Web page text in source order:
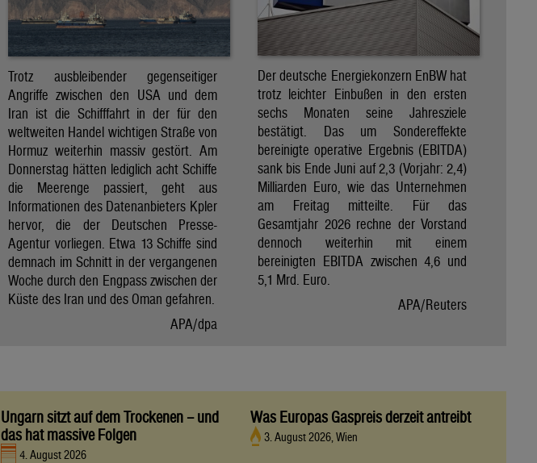
Trotz ausbleibender gegenseitiger
Angriffe zwischen den USA und dem
Iran ist die Schifffahrt in der für den
weltweiten Handel wichtigen Straße von
Hormuz weiterhin massiv gestört. Am
Donnerstag hätten lediglich acht Schiffe
die Meerenge passiert, geht aus
Informationen des Datenanbieters Kpler
hervor, die der Deutschen Presse-
Agentur vorliegen. Etwa 13 Schiffe sind
demnach im Schnitt in der vergangenen
Woche durch den Engpass zwischen der
Küste des Iran und des Oman gefahren.
APA/dpa
Der deutsche Energiekonzern EnBW hat
trotz leichter Einbußen in den ersten
sechs Monaten seine Jahresziele
bestätigt. Das um Sondereffekte
bereinigte operative Ergebnis (EBITDA)
sank bis Ende Juni auf 2,3 (Vorjahr: 2,4)
Milliarden Euro, wie das Unternehmen
am Freitag mitteilte. Für das
Gesamtjahr 2026 rechne der Vorstand
dennoch weiterhin mit einem
bereinigten EBITDA zwischen 4,6 und
5,1 Mrd. Euro.
APA/Reuters
Ungarn sitzt auf dem Trockenen – und
das hat massive Folgen
4. August 2026
Was Europas Gaspreis derzeit antreibt
3. August 2026, Wien